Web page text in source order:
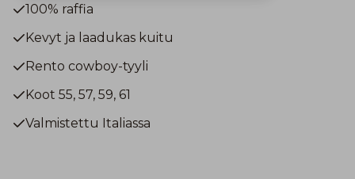
100% raffia
Kevyt ja laadukas kuitu
Rento cowboy-tyyli
Koot 55, 57, 59, 61
Valmistettu Italiassa